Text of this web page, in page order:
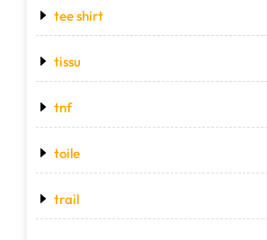
tee shirt
tissu
tnf
toile
trail